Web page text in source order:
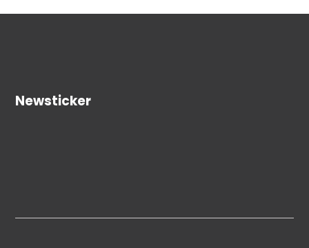
Newsticker